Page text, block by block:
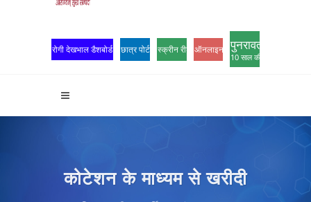
रोगी देखभाल डैशबोर्ड छात्र पोर्टल स्क्रीन रीडर एक्सेसऑनलाइन ओपीडी पंजीकरण
पुनरावर्तन
10 साल की उत्कृष्टता
कोटेशन के माध्यम से खरीदी